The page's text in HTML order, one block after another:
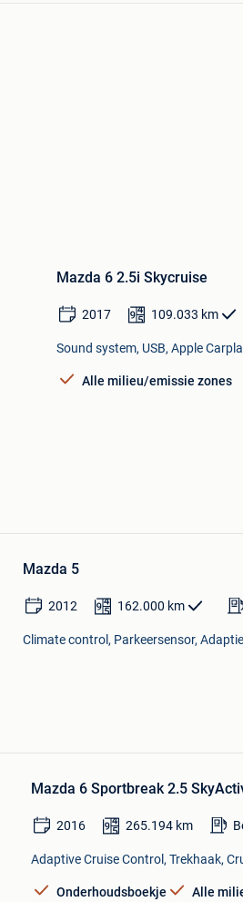
Mazda 6 2.5i Skycruise
2017 109.033 km
Sound system, USB, Apple
Alle milieu/emissie zones
Mazda 5
2012 162.000 km
Climate control, Parkeersensor,
Mazda 6 Sportbreak 2.5
2016 265.194 km
Adaptive Cruise Control, Trekhaak,
Onderhoudsboekje Alle